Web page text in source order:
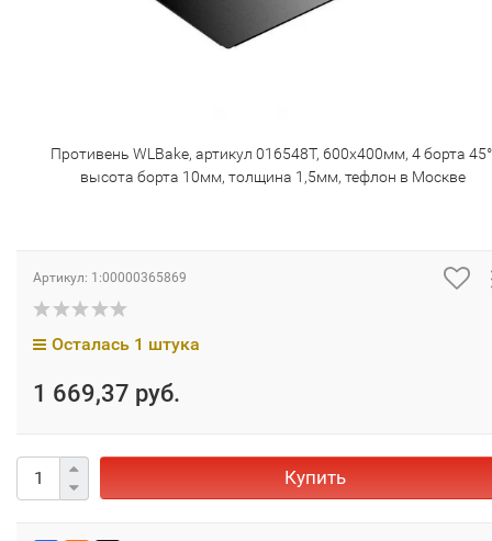
Противень WLBake, артикул 016548T, 600х400мм, 4 борта
высота борта 10мм, толщина 1,5мм, тефлон в Москве
Артикул: 1:00000365869
Осталась 1 штука
1 669,37 руб.
Купить